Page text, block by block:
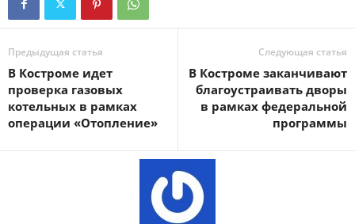
Предыдущая статья
В Костроме идет
проверка газовых
котельных в рамках
операции «Отопление»
Следующая статья
В Костроме заканчивают
благоустраивать дворы
в рамках федеральной
программы